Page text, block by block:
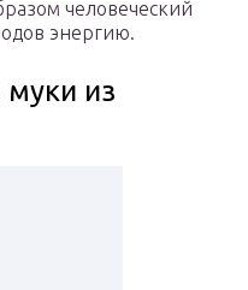
человеческий
энергию.
муки из